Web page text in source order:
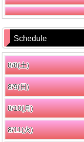
Schedule
8/8(土)
8/9(日)
8/10(月)
8/11(火)